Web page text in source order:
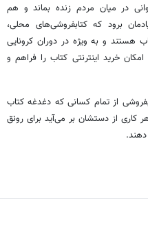
در میان مردم زنده بماند و هم
برود که کتابفروشی‌های محلی،
هستند و به ویژه در دوران کرونایی
خرید اینترنتی کتاب را فراهم و
از تمام کسانی که دغدغه کتاب
کاری از دستشان بر می‌آید برای رونق